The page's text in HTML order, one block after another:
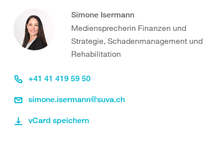
Simone Isermann
Mediensprecherin Finanzen und
Strategie, Schadenmanagement und
Rehabilitation
+41 41 419 59 50
simone.isermann@suva.ch
vCard speichern